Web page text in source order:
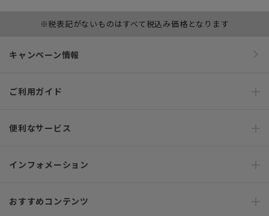
※税表記がないものはすべて税込み価格となります
キャンペーン情報
ご利用ガイド
便利なサービス
インフォメーション
おすすめコンテンツ